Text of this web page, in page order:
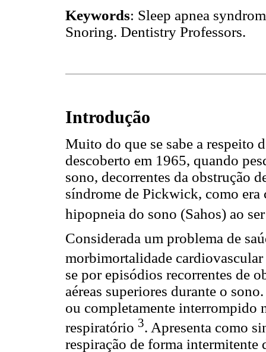
Keywords: Sleep apnea
Snoring. Dentistry Professors.
Introdução
Muito do que se sabe a respeito
descoberto em 1965, quando
sono, decorrentes da obstrução
síndrome de Pickwick, como era
hipopneia do sono (Sahos) ao
Considerada um problema de
morbimortalidade cardiovascular
se por episódios recorrentes de
aéreas superiores durante o
ou completamente interrompido
respiratório 3. Apresenta como
respiração de forma intermitente